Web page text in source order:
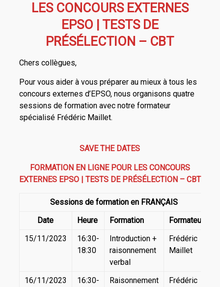
LES CONCOURS EXTERNES
EPSO | TESTS DE
PRÉSÉLECTION – CBT
Chers collègues,
Pour vous aider à vous préparer au mieux à tous les
concours externes d’EPSO, nous organisons quatre
sessions de formation avec notre formateur
spécialisé Frédéric Maillet.
SAVE THE DATES
FORMATION EN LIGNE POUR LES CONCOURS
EXTERNES EPSO | TESTS DE PRÉSÉLECTION – CBT
Sessions de formation en FRANÇAIS
Date
Heure Formation
Formateur
15/11/2023
16:30-
18:30
Introduction +
raisonnement
verbal
Frédéric
Maillet
16/11/2023
16:30-
Raisonnement
Frédéric